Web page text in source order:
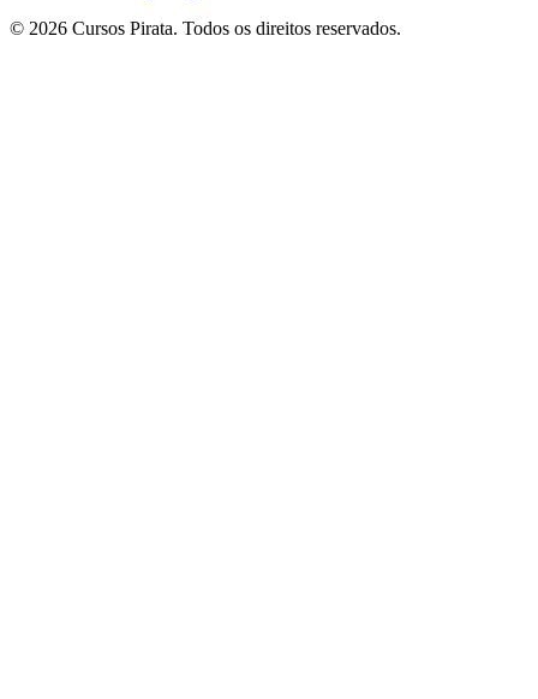
© 2026 Cursos Pirata. Todos os direitos reservados.